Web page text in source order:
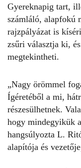
Gyereknapig tart,
számláló, alapfokú
rajzpályázat is
zsűri választja ki,
megtekintheti.
„Nagy örömmel
Ígéretéből a mi,
részesülhetnek.
hogy mindegyikük
hangsúlyozta L.
alapítója és